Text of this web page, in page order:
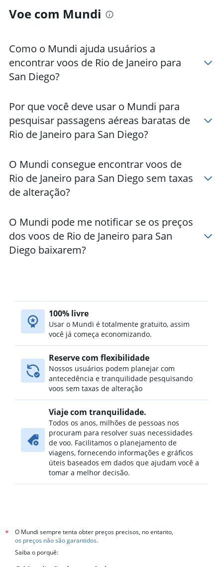
Voe com Mundi
Como o Mundi ajuda usuários a
encontrar voos de Rio de Janeiro para
San Diego?
Por que você deve usar o Mundi para
pesquisar passagens aéreas baratas de
Rio de Janeiro para San Diego?
O Mundi consegue encontrar voos de
Rio de Janeiro para San Diego sem taxas
de alteração?
O Mundi pode me notificar se os preços
dos voos de Rio de Janeiro para San
Diego baixarem?
100% livre
Usar o Mundi é totalmente gratuito, assim
você já começa economizando.
Reserve com flexibilidade
Nossos usuários podem planejar com
antecedência e tranquilidade pesquisando
voos sem taxas de alteração
Viaje com tranquilidade.
Todos os anos, milhões de pessoas nos
procuram para resolver suas necessidades
de voo. Facilitamos o planejamento de
viagens, fornecendo informações e gráficos
úteis baseados em dados que ajudam você a
tomar a melhor decisão.
*
O Mundi sempre tenta obter preços precisos, no entanto,
os preços não são garantidos.
Saiba o porquê: